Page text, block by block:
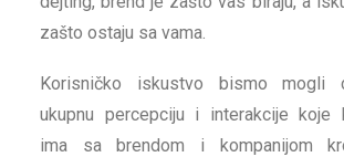
zašto ostaju sa vama.
Korisničko iskustvo bismo mogli
ukupnu percepciju i interakcije koje
ima sa brendom i kompanijom